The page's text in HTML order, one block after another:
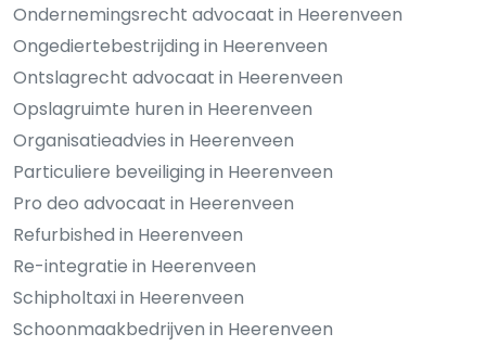
Ondernemingsrecht advocaat in Heerenveen
Ongediertebestrijding in Heerenveen
Ontslagrecht advocaat in Heerenveen
Opslagruimte huren in Heerenveen
Organisatieadvies in Heerenveen
Particuliere beveiliging in Heerenveen
Pro deo advocaat in Heerenveen
Refurbished in Heerenveen
Re-integratie in Heerenveen
Schipholtaxi in Heerenveen
Schoonmaakbedrijven in Heerenveen